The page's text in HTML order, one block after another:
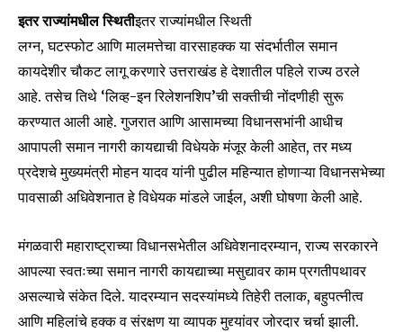
इतर राज्यांमधील स्थितीइतर राज्यांमधील स्थिती
लग्न, घटस्फोट आणि मालमत्तेचा वारसाहक्क या संदर्भातील समान
कायदेशीर चौकट लागू करणारे उत्तराखंड हे देशातील पहिले राज्य ठरले
आहे. तसेच तिथे ‘लिव्ह-इन रिलेशनशिप’ची सक्तीची नोंदणीही सुरू
करण्यात आली आहे. गुजरात आणि आसामच्या विधानसभांनी आधीच
आपापली समान नागरी कायद्याची विधेयके मंजूर केली आहेत, तर मध्य
प्रदेशचे मुख्यमंत्री मोहन यादव यांनी पुढील महिन्यात होणाऱ्या विधानसभेच्या
पावसाळी अधिवेशनात हे विधेयक मांडले जाईल, अशी घोषणा केली आहे.
मंगळवारी महाराष्ट्राच्या विधानसभेतील अधिवेशनादरम्यान, राज्य सरकारने
आपल्या स्वतःच्या समान नागरी कायद्याच्या मसुद्यावर काम प्रगतीपथावर
असल्याचे संकेत दिले. यादरम्यान सदस्यांमध्ये तिहेरी तलाक, बहुपत्नीत्व
आणि महिलांचे हक्क व संरक्षण या व्यापक मुद्द्यांवर जोरदार चर्चा झाली.